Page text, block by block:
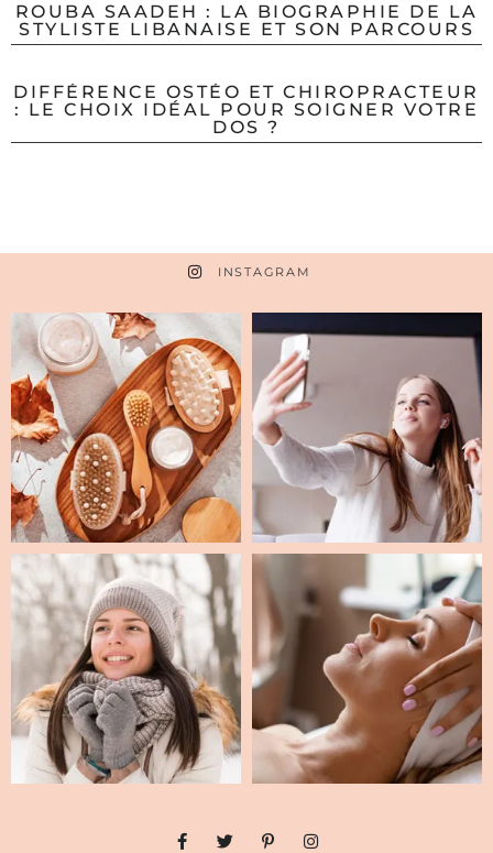
ROUBA SAADEH : LA BIOGRAPHIE DE LA
STYLISTE LIBANAISE ET SON PARCOURS
DIFFÉRENCE OSTÉO ET CHIROPRACTEUR
: LE CHOIX IDÉAL POUR SOIGNER VOTRE
DOS ?
INSTAGRAM